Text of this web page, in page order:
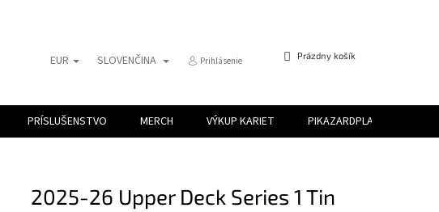
EUR
SLOVENČINA Prihlásenie
NÁKUPNÝ
Prázdny košík
PRÍSLUŠENSTVO MERCH VÝKUP KARIET PIKAZARDPLAY
2025-26 Upper Deck Series 1 Tin